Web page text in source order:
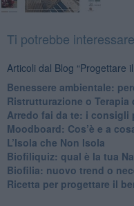
Ti potrebbe
Articoli dal Blog “Progettare
Benessere ambientale:
Ristrutturazione o Terapia
​Arredo fai da te: i consigli
Moodboard: Cos’è e a
L’Isola che Non Isola
​Biofiliquiz: qual è la tua
​Biofilia: nuovo trend o
​Ricetta per progettare il